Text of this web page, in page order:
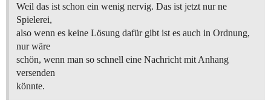
Weil das ist schon ein wenig nervig. Das ist jetzt nur ne
Spielerei,
also wenn es keine Lösung dafür gibt ist es auch in Ordnung,
nur wäre
schön, wenn man so schnell eine Nachricht mit Anhang
versenden
könnte.